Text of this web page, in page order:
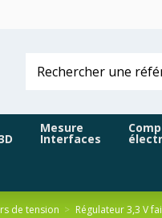
Mesure
Interfaces
de tension Régulateur 3,3 V